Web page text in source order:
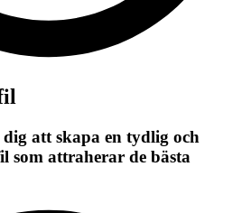
att skapa en tydlig och
som attraherar de bästa